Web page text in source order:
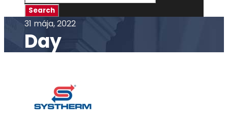
31 mája, 2022
Day